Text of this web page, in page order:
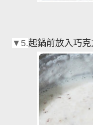
▼5.起鍋前放入巧克